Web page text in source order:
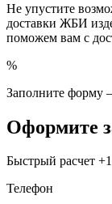
Не упустите
доставки ЖБИ
поможем вам с
%
Заполните форму
Оформите
Быстрый расчет
Телефон